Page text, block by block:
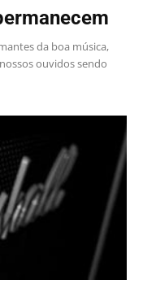
da boa música,
ouvidos sendo